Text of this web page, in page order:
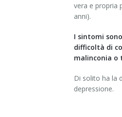
vera e propria
anni).
I sintomi
difficoltà di
malinconia o
Di solito ha la
depressione.